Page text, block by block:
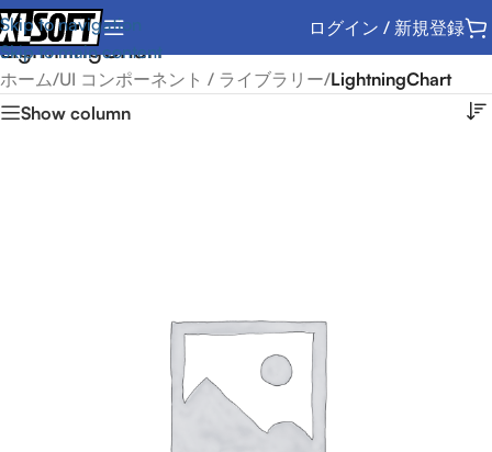
Skip to navigation
Skip to main content
ログイン / 新規登録
LightningChart
ホーム/UI コンポーネント / ライブラリー/LightningChart
Show column